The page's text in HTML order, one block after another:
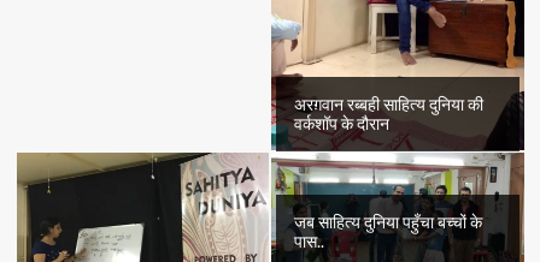
अरग़वान रब्बही साहित्य दुनिया की
वर्कशॉप के दौरान
जब साहित्य दुनिया पहुँचा बच्चों के
पास..